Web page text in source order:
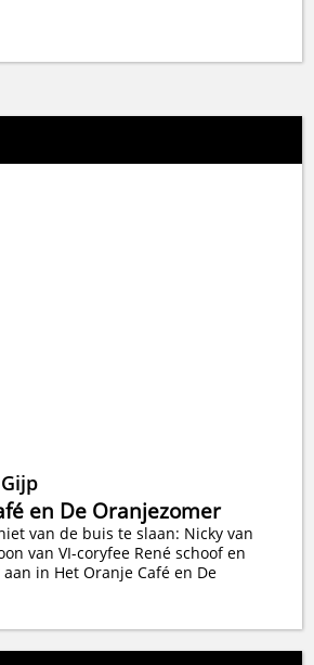
en De Oranjezomer
van de buis te slaan: Nicky van
van VI-coryfee René schoof en
in Het Oranje Café en De